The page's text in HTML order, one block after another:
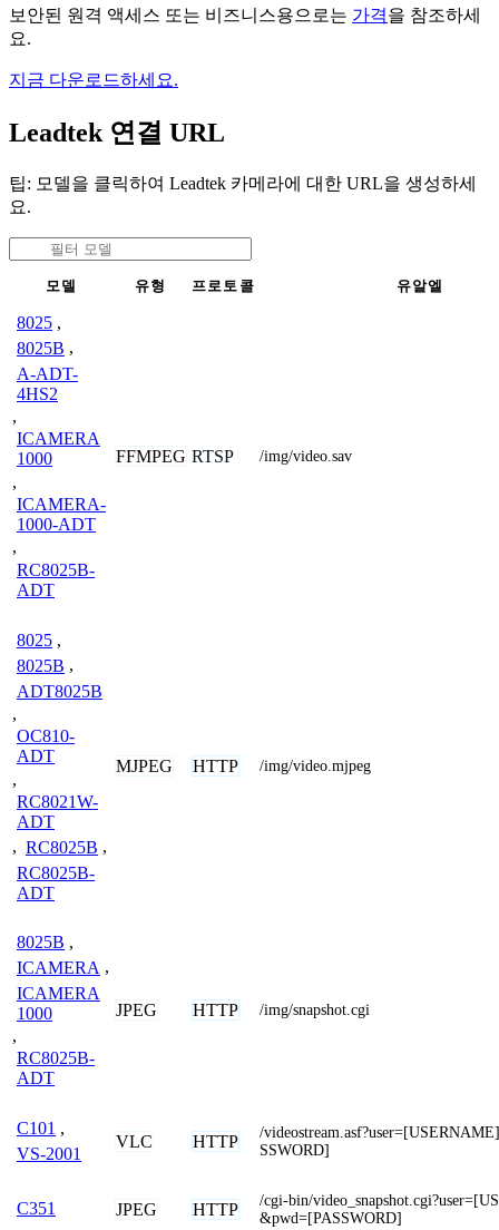
보안된 원격 액세스 또는 비즈니스용으로는 가격을 참조하세
요.
지금 다운로드하세요.
Leadtek 연결 URL
팁: 모델을 클릭하여 Leadtek 카메라에 대한 URL을 생성하세
요.
모델 유형 프로토콜 유알엘
8025 ,
8025B ,
A-ADT-
4HS2
,
ICAMERA
1000
,
ICAMERA-
1000-ADT
,
RC8025B-
ADT
FFMPEG RTSP /img/video.sav
8025 ,
8025B ,
ADT8025B
,
OC810-
ADT
,
RC8021W-
ADT
, RC8025B ,
RC8025B-
ADT
MJPEG HTTP /img/video.mjpeg
8025B ,
ICAMERA ,
ICAMERA
1000
,
RC8025B-
ADT
JPEG HTTP /img/snapshot.cgi
C101 ,
VS-2001
VLC HTTP
/
SSWORD]
C351 JPEG HTTP
/cgi-bin/
&pwd=[PASSWORD]